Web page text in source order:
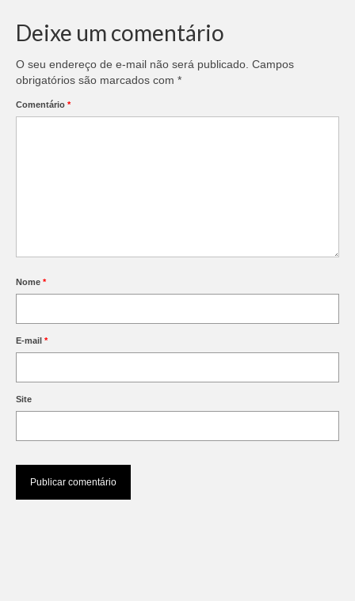
Deixe um comentário
O seu endereço de e-mail não será publicado. Campos
obrigatórios são marcados com *
Comentário *
Nome *
E-mail *
Site